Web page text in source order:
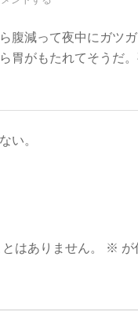
腹減って夜中にガツ
胃がもたれてそうだ
い。
はありません。 ※ が